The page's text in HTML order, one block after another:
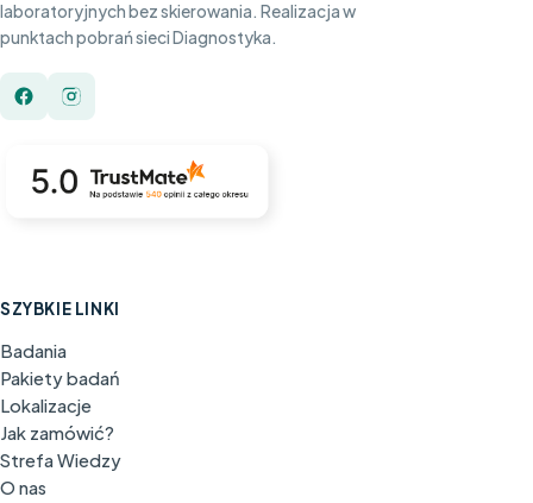
laboratoryjnych bez skierowania. Realizacja w
punktach pobrań sieci Diagnostyka.
SZYBKIE LINKI
Badania
Pakiety badań
Lokalizacje
Jak zamówić?
Strefa Wiedzy
O nas